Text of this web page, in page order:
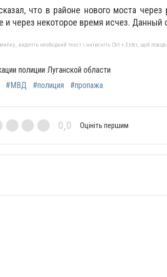
что в районе нового моста
и через некоторое время исчез. Данный
виділіть необхідний текст і натисніть Ctrl + Enter, щоб
полиции Луганской области
#МВД #полиция #пропажа
0,0 Оцініть першим